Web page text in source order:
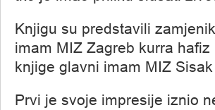
Knjigu su predstavili
imam MIZ Zagreb kurra
knjige glavni imam MIZ
Prvi je svoje impresije iznio